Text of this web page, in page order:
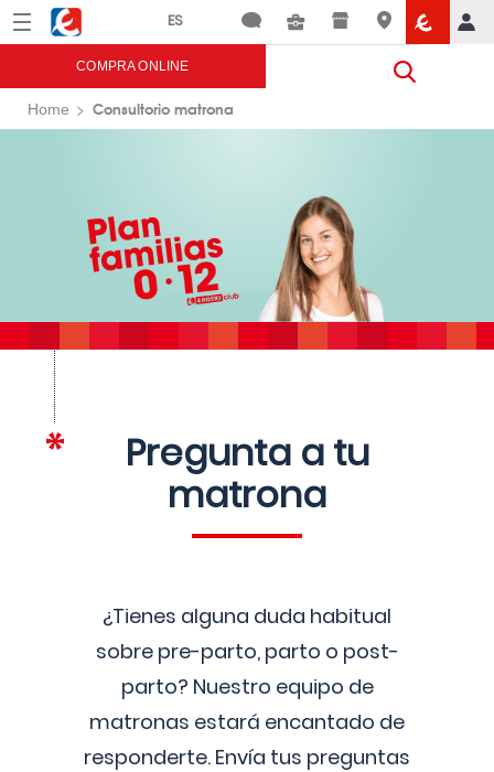
Menú Eroski
COMPRA ONLINE
Home Consultorio matrona
Pregunta a tu
matrona
¿Tienes alguna duda habitual
sobre pre-parto, parto o post-
parto? Nuestro equipo de
matronas estará encantado de
responderte. Envía tus preguntas